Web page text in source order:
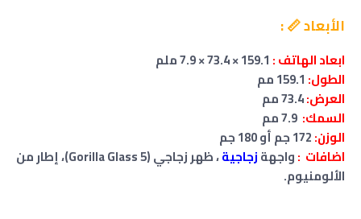
الأبعاد 📏 :
ابعاد الهاتف :
الطول:
العرض:
السمك:
الوزن:
اضافات :واجهةزجاجية
، ظهر زجاجي (Gorilla Glass 5)، إطار من
الألومنيوم.